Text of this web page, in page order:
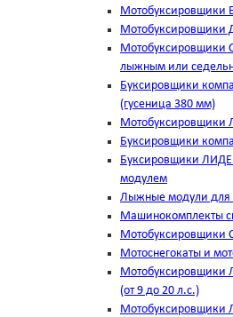
Мотобуксировщики
Мотобуксировщики
Мотобуксировщики
лыжным или
Буксировщики
(гусеница 380 мм)
Мотобуксировщики
Буксировщики
Буксировщики
модулем
Лыжные модули для
Машинокомплекты
Мотобуксировщики
Мотоснегокаты и
Мотобуксировщики
(от 9 до 20 л.с.)
Мотобуксировщики